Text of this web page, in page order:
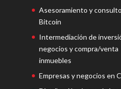
Asesoramiento y
Bitcoin
Intermediación de
negocios y compra/venta
inmuebles
Empresas y negocios en